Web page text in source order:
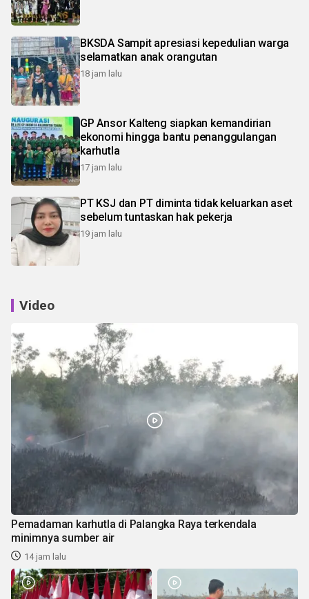
BKSDA Sampit apresiasi kepedulian warga
selamatkan anak orangutan
18 jam lalu
GP Ansor Kalteng siapkan kemandirian
ekonomi hingga bantu penanggulangan
karhutla
17 jam lalu
PT KSJ dan PT diminta tidak keluarkan aset
sebelum tuntaskan hak pekerja
19 jam lalu
Video
Pemadaman karhutla di Palangka Raya terkendala
minimnya sumber air
14 jam lalu